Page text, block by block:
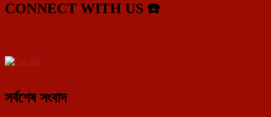
CONNECT WITH US ☎️
সর্বশেষ সংবাদ